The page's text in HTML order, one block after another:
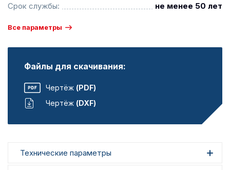
Срок службы:
не менее 50 лет
Все параметры
Файлы для скачивания:
Чертёж (PDF)
Чертёж (DXF)
Технические параметры